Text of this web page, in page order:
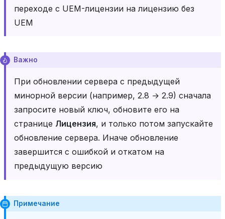
переходе с UEM-лицензии на лицензию без
UEM
Важно
При обновлении сервера с предыдущей
минорной версии (например, 2.8 → 2.9) сначала
запросите новый ключ, обновите его на
странице Лицензия, и только потом запускайте
обновление сервера. Иначе обновление
завершится с ошибкой и откатом на
предыдущую версию
Примечание